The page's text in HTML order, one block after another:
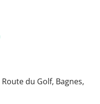
Route du Golf, Bagnes,